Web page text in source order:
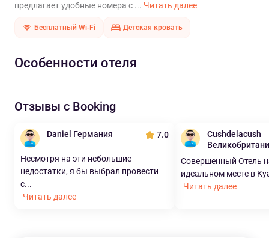
предлагает удобные номера с ... Читать далее
Бесплатный Wi-Fi Детская кровать
Особенности отеля
Отзывы с Booking
Daniel Германия 7.0
Несмотря на эти небольшие
недостатки, я бы выбрал провести
с...
Читать далее
Cushdelacush
Совершенный Отель
идеальном месте в
Читать далее